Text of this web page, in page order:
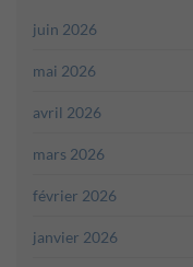
juin 2026
mai 2026
avril 2026
mars 2026
février 2026
janvier 2026